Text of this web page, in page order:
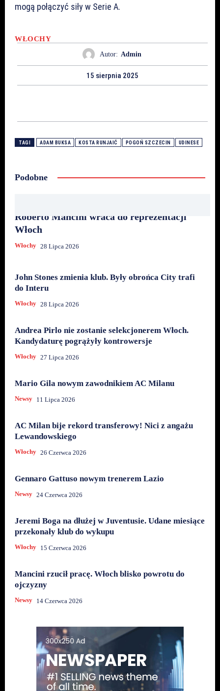
mogą połączyć siły w Serie A.
WŁOCHY
Autor: Admin
15 sierpnia 2025
TAGI ADAM BUKSA KOSTA RUNJAIĆ POGOŃ SZCZECIN UDINESE
Podobne
Roberto Mancini wraca do reprezentacji
Włoch
Włochy 28 Lipca 2026
John Stones zmienia klub. Były obrońca City trafi
do Interu
Włochy 28 Lipca 2026
Andrea Pirlo nie zostanie selekcjonerem Włoch.
Kandydaturę pogrążyły kontrowersje
Włochy 27 Lipca 2026
Mario Gila nowym zawodnikiem AC Milanu
Newsy 11 Lipca 2026
AC Milan bije rekord transferowy! Nici z angażu
Lewandowskiego
Włochy 26 Czerwca 2026
Gennaro Gattuso nowym trenerem Lazio
Newsy 24 Czerwca 2026
Jeremi Boga na dłużej w Juventusie. Udane miesiące
przekonały klub do wykupu
Włochy 15 Czerwca 2026
Mancini rzucił pracę. Włoch blisko powrotu do
ojczyzny
Newsy 14 Czerwca 2026